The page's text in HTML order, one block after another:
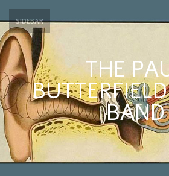
SIDEBAR
THE
BAND